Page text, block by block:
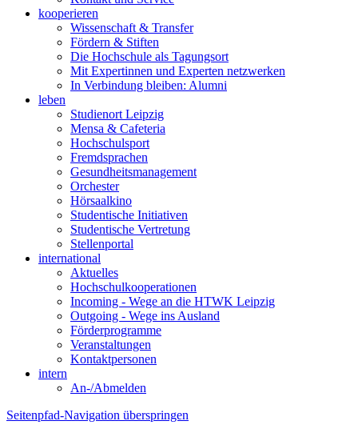
kooperieren
Wissenschaft & Transfer
Fördern & Stiften
Die Hochschule als Tagungsort
Mit Expertinnen und Experten netzwerken
In Verbindung bleiben: Alumni
leben
Studienort Leipzig
Mensa & Cafeteria
Hochschulsport
Fremdsprachen
Gesundheitsmanagement
Orchester
Hörsaalkino
Studentische Initiativen
Studentische Vertretung
Stellenportal
international
Aktuelles
Hochschulkooperationen
Incoming - Wege an die HTWK Leipzig
Outgoing - Wege ins Ausland
Förderprogramme
Veranstaltungen
Kontaktpersonen
intern
An-/Abmelden
Seitenpfad-Navigation überspringen